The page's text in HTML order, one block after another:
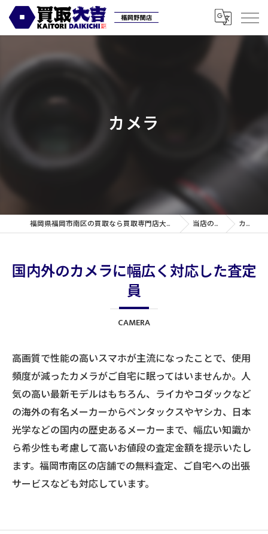
カメラ
福岡県福岡市南区の買取なら買取専門店大吉 福岡野間店 当店の特徴 カメラ
国内外のカメラに幅広く対応した査定
員
CAMERA
高画質で性能の高いスマホが主流になったことで、使用
頻度が減ったカメラがご自宅に眠ってはいませんか。人
気の高い最新モデルはもちろん、ライカやコダックなど
の海外の有名メーカーからペンタックスやヤシカ、日本
光学などの国内の歴史あるメーカーまで、幅広い知識か
ら希少性も考慮して高いお値段の査定金額を提示いたし
ます。福岡市南区の店舗での無料査定、ご自宅への出張
サービスなども対応しています。